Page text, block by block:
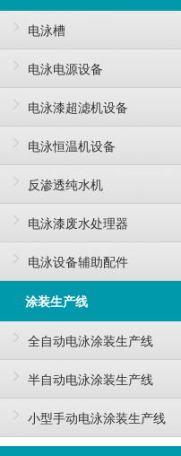
电泳槽
电泳电源设备
电泳漆超滤机设备
电泳恒温机设备
反渗透纯水机
电泳漆废水处理器
电泳设备辅助配件
涂装生产线
全自动电泳涂装生产线
半自动电泳涂装生产线
小型手动电泳涂装生产线